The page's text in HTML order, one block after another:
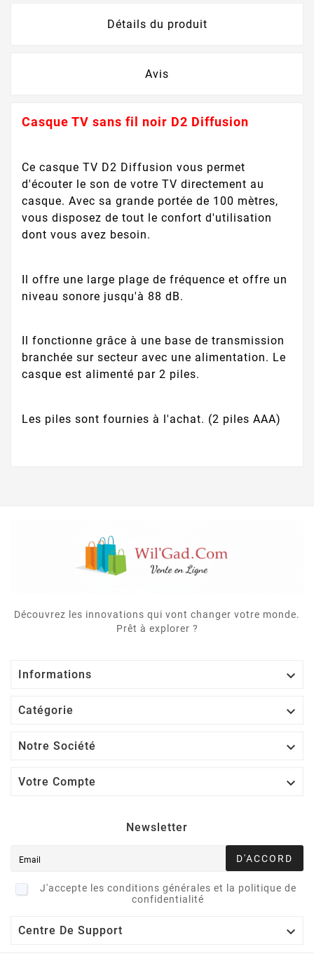
Détails du produit
Avis
Casque TV sans fil noir D2 Diffusion
Ce casque TV D2 Diffusion vous permet
d'écouter le son de votre TV directement au
casque. Avec sa grande portée de 100 mètres,
vous disposez de tout le confort d'utilisation
dont vous avez besoin.
Il offre une large plage de fréquence et offre un
niveau sonore jusqu'à 88 dB.
Il fonctionne grâce à une base de transmission
branchée sur secteur avec une alimentation. Le
casque est alimenté par 2 piles.
Les piles sont fournies à l'achat. (2 piles AAA)
Découvrez les innovations qui vont changer votre monde.
Prêt à explorer ?
Informations 
Catégorie 
Notre Société 
Votre Compte 
Newsletter
D'ACCORD
J'accepte les conditions générales et la politique de
confidentialité
Centre De Support 